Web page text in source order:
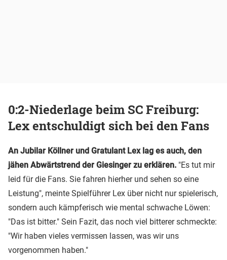
0:2-Niederlage beim SC Freiburg:
Lex entschuldigt sich bei den Fans
An Jubilar Köllner und Gratulant Lex lag es auch, den
jähen Abwärtstrend der Giesinger zu erklären. "Es tut mir
leid für die Fans. Sie fahren hierher und sehen so eine
Leistung", meinte Spielführer Lex über nicht nur spielerisch,
sondern auch kämpferisch wie mental schwache Löwen:
"Das ist bitter." Sein Fazit, das noch viel bitterer schmeckte:
"Wir haben vieles vermissen lassen, was wir uns
vorgenommen haben."